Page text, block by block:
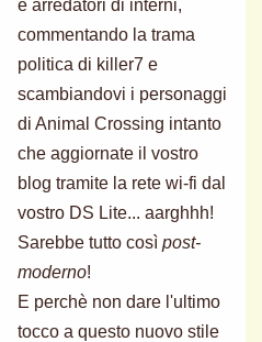
e arredatori di interni,
commentando la trama
politica di killer7 e
scambiandovi i personaggi
di Animal Crossing intanto
che aggiornate il vostro
blog tramite la rete wi-fi dal
vostro DS Lite... aarghhh!
Sarebbe tutto così post-
moderno!
E perchè non dare l'ultimo
tocco a questo nuovo stile